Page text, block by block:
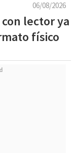
06/08/2026
con lector ya
físico